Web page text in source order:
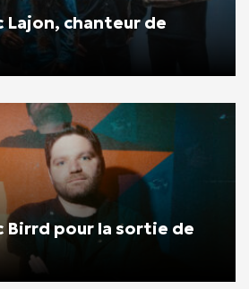
Lajon, chanteur de
Birrd pour la sortie de